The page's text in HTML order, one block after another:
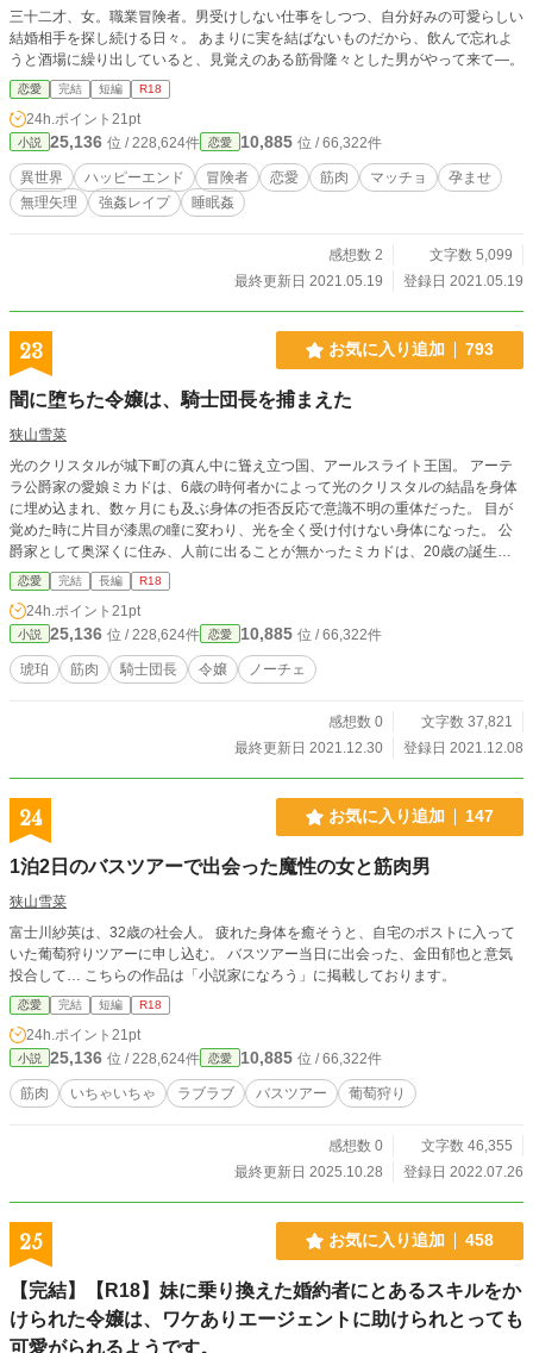
三十二才、女。職業冒険者。男受けしない仕事をしつつ、自分好みの可愛らしい
結婚相手を探し続ける日々。 あまりに実を結ばないものだから、飲んで忘れよ
うと酒場に繰り出していると、見覚えのある筋骨隆々とした男がやって来て―。
恋愛 完結 短編 R18
24h.ポイント 21pt
小説 25,136 位 / 228,624件 恋愛 10,885 位 / 66,322件
異世界 ハッピーエンド 冒険者 恋愛 筋肉 マッチョ
孕ませ
無理矢理
強姦レイプ 睡眠姦
感想数 2
文字数 5,099
最終更新日 2021.05.19
登録日 2021.05.19
23 お気に入り追加 793
闇に堕ちた令嬢は、騎士団長を捕まえた
狭山雪菜
光のクリスタルが城下町の真ん中に聳え立つ国、アールスライト王国。 アーテ
ラ公爵家の愛娘ミカドは、6歳の時何者かによって光のクリスタルの結晶を身体
に埋め込まれ、数ヶ月にも及ぶ身体の拒否反応で意識不明の重体だった。 目が
覚めた時に片目が漆黒の瞳に変わり、光を全く受け付けない身体になった。 公
爵家として奥深くに住み、人前に出ることが無かったミカドは、20歳の誕生日
の時騎士団長に会い……… 全編甘々を目指しております。 R18はだいぶ先で
す。 この作品は「小説家になろう」にも掲載しております。
恋愛 完結 長編 R18
24h.ポイント 21pt
小説 25,136 位 / 228,624件 恋愛 10,885 位 / 66,322件
琥珀 筋肉 騎士団長 令嬢 ノーチェ
感想数 0
文字数 37,821
最終更新日 2021.12.30
登録日 2021.12.08
24 お気に入り追加 147
1泊2日のバスツアーで出会った魔性の女と筋肉男
狭山雪菜
富士川紗英は、32歳の社会人。 疲れた身体を癒そうと、自宅のポストに入って
いた葡萄狩りツアーに申し込む。 バスツアー当日に出会った、金田郁也と意気
投合して… こちらの作品は「小説家になろう」に掲載しております。
恋愛 完結 短編 R18
24h.ポイント 21pt
小説 25,136 位 / 228,624件 恋愛 10,885 位 / 66,322件
筋肉 いちゃいちゃ ラブラブ バスツアー 葡萄狩り
感想数 0
文字数 46,355
最終更新日 2025.10.28
登録日 2022.07.26
25 お気に入り追加 458
【完結】【R18】妹に乗り換えた婚約者にとあるスキルをか
けられた令嬢は、ワケありエージェントに助けられとっても
可愛がられるようです。